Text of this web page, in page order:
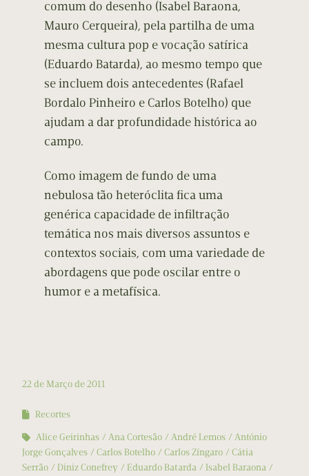
comum do desenho (Isabel Baraona,
Mauro Cerqueira), pela partilha de uma
mesma cultura pop e vocação satírica
(Eduardo Batarda), ao mesmo tempo que
se incluem dois antecedentes (Rafael
Bordalo Pinheiro e Carlos Botelho) que
ajudam a dar profundidade histórica ao
campo.
Como imagem de fundo de uma
nebulosa tão heteróclita fica uma
genérica capacidade de infiltração
temática nos mais diversos assuntos e
contextos sociais, com uma variedade de
abordagens que pode oscilar entre o
humor e a metafísica.
22 de Março de 2011
Recortes
Alice Geirinhas
Ana Cortesão André Lemos
António
Jorge Gonçalves
Carlos Botelho Carlos Zíngaro
Cátia
Serrão
Diniz Conefrey Eduardo Batarda
Isabel Baraona